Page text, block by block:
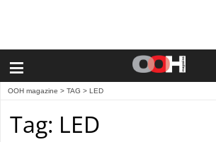
≡
OOH magazine > TAG > LED
Tag: LED